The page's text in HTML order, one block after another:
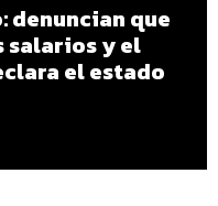
denuncian que
salarios y el
el estado